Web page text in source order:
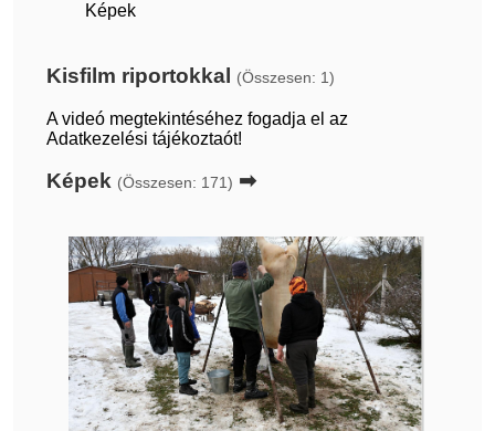
Képek
Kisfilm riportokkal (Összesen: 1)
A videó megtekintéséhez fogadja el az
Adatkezelési tájékoztaót!
Képek (Összesen: 171) ➡